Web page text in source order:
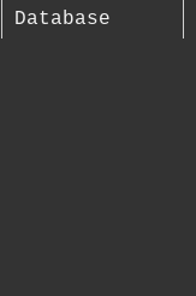
Database